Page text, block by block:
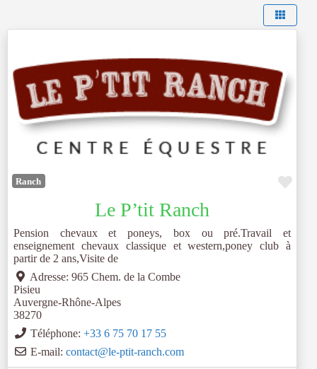
Ranch
Le P’tit Ranch
Pension chevaux et poneys, box ou pré.Travail et
enseignement chevaux classique et western,poney club à
partir de 2 ans,Visite de
Adresse: 965 Chem. de la Combe
Pisieu
Auvergne-Rhône-Alpes
38270
Téléphone: +33 6 75 70 17 55
E-mail: contact@le-ptit-ranch.com